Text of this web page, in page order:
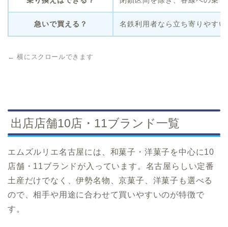
急いで買える？ 名鉄利用者なら立ち寄りやす
← 横にスクロールできます
出店店舗10店・11ブランド一覧
エムズルリエ名古屋には、和菓子・洋菓子を中心に10
店舗・11ブランドが入っています。名古屋らしい定番
土産だけでなく、伊勢名物、京菓子、洋菓子も選べる
ので、相手や用途に合わせて買いやすいのが特徴で
す。